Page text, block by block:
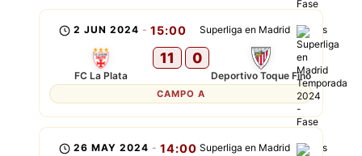
Superliga en Madrid
2 JUN 2024 - 15:00
FC La Plata
11 0
Deportivo Toque Fino
CAMPO A
Superliga en Madrid
26 MAY 2024 - 14:00